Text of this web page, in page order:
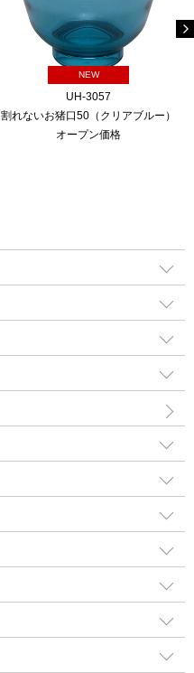
NEW
UH-3057
割れないお猪口50（クリアブルー）
オープン価格